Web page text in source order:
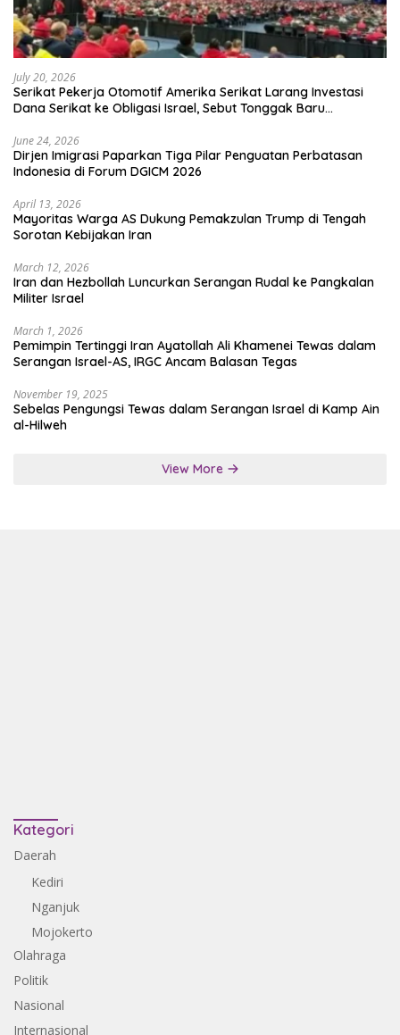
July 20, 2026
Serikat Pekerja Otomotif Amerika Serikat Larang Investasi
Dana Serikat ke Obligasi Israel, Sebut Tonggak Baru
June 24, 2026
Dirjen Imigrasi Paparkan Tiga Pilar Penguatan Perbatasan
Indonesia di Forum DGICM 2026
April 13, 2026
Mayoritas Warga AS Dukung Pemakzulan Trump di Tengah
Sorotan Kebijakan Iran
March 12, 2026
Iran dan Hezbollah Luncurkan Serangan Rudal ke Pangkalan
Militer Israel
March 1, 2026
Pemimpin Tertinggi Iran Ayatollah Ali Khamenei Tewas dalam
Serangan Israel-AS, IRGC Ancam Balasan Tegas
November 19, 2025
Sebelas Pengungsi Tewas dalam Serangan Israel di Kamp Ain
al-Hilweh
View More
Kategori
Daerah
Kediri
Nganjuk
Mojokerto
Olahraga
Politik
Nasional
Internasional